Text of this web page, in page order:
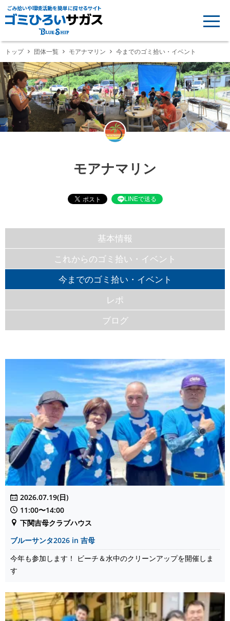
ごみ拾いや環境活動を簡単に探せるサイト
トップ 団体一覧 モアナマリン 今までのゴミ拾い・イベント
モアナマリン
LINEで送る
基本情報
これからのゴミ拾い・イベント
今までのゴミ拾い・イベント
レポ
ブログ
2026.07.19(日)
11:00〜14:00
下関吉母クラブハウス
ブルーサンタ2026 in 吉母
今年も参加します！ ビーチ＆水中のクリーンアップを開催しま
す